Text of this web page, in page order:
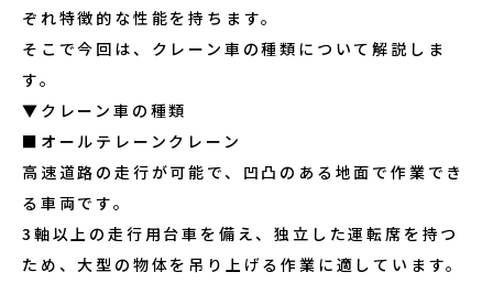
ぞれ特徴的な性能を持ちます。
そこで今回は、クレーン車の種類について解説しま
す。
▼クレーン車の種類
■オールテレーンクレーン
高速道路の走行が可能で、凹凸のある地面で作業でき
る車両です。
3軸以上の走行用台車を備え、独立した運転席を持つ
ため、大型の物体を吊り上げる作業に適しています。